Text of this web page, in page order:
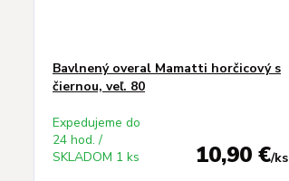
Bavlnený overal Mamatti horčicový s
čiernou, veľ. 80
10,90 €/ks
Expedujeme do
24 hod. /
SKLADOM 1 ks